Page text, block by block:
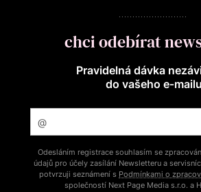
chci odebírat
Pravidelná dávka
do vašeho e‑mailu
Odesláním registrace souhlasím se
údajů pro účely zasílání Newsletteru a
potvrzuji seznámení s Podmínkami o
společností Next Page Media s.r.o. a